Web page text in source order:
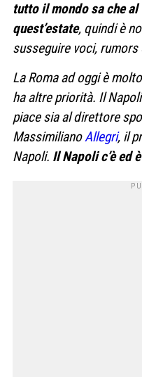
tutto il mondo sa che al
quest’estate, quindi è
susseguire voci,
La Roma ad oggi è
ha altre priorità. Il
piace sia al direttore
MassimilianoAllegri, il
Napoli. Il Napoli c’è ed